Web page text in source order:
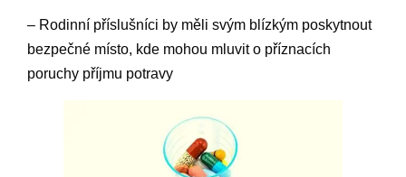
– Rodinní příslušníci by měli svým blízkým poskytnout
bezpečné místo, kde mohou mluvit o příznacích
poruchy příjmu potravy